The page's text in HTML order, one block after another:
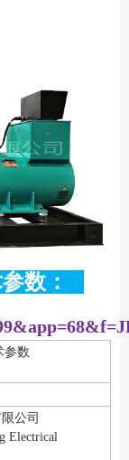
参数：
参数
公司
Electrical